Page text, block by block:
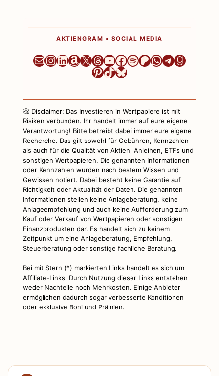
AKTIENGRAM • SOCIAL MEDIA
Newsletter
Instagram
LinkedIn
Amazon
X Threads
YouTube
Facebook
Spotify
Patreon
WhatsApp
Telegram
Pinterest
TikTok
Bluesky
📀 Disclaimer: Das Investieren in Wertpapiere ist mit
Risiken verbunden. Ihr handelt immer auf eure eigene
Verantwortung! Bitte betreibt dabei immer eure eigene
Recherche. Das gilt sowohl für Gebühren, Kennzahlen
als auch für die Qualität von Aktien, Anleihen, ETFs und
sonstigen Wertpapieren. Die genannten Informationen
oder Kennzahlen wurden nach bestem Wissen und
Gewissen notiert. Dabei besteht keine Garantie auf
Richtigkeit oder Aktualität der Daten. Die genannten
Informationen stellen keine Anlageberatung, keine
Anlageempfehlung und auch keine Aufforderung zum
Kauf oder Verkauf von Wertpapieren oder sonstigen
Finanzprodukten dar. Es handelt sich zu keinem
Zeitpunkt um eine Anlageberatung, Empfehlung,
Steuerberatung oder sonstige fachliche Beratung.
Bei mit Stern (*) markierten Links handelt es sich um
Affiliate-Links. Durch Nutzung dieser Links entstehen
weder Nachteile noch Mehrkosten. Einige Anbieter
ermöglichen dadurch sogar verbesserte Konditionen
oder exklusive Boni und Prämien.